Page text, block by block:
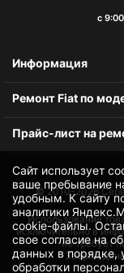
Сайт использует
ваше пребывание
удобным. К cайту
аналитики
cookie-файлы.
своесогласие на
данных в порядке,
обработки
с
Информация
Ремонт Fiat по
Прайс-лист на
© 2010-2026
Использование
исключительно в
не требует
Защита